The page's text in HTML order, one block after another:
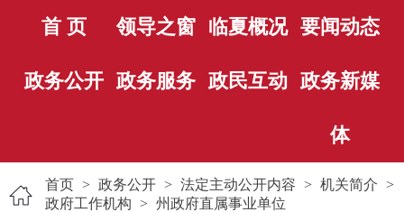
首 页 领导之窗 临夏概况 要闻动态
政务公开 政务服务 政民互动 政务新媒
体
首页 > 政务公开 > 法定主动公开内容 > 机关简介 >
政府工作机构 > 州政府直属事业单位